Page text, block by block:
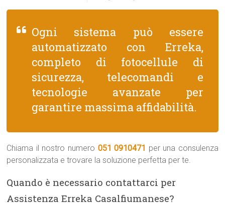
Ogni sistema può essere
automatizzato con Erreka,
completo di fotocellule di
sicurezza, telecomandi e
tecnologie avanzate per
garantire massima affidabilità.
Chiama il nostro numero 051 0910471 per una consulenza
personalizzata e trovare la soluzione perfetta per te.
Quando è necessario contattarci per
Assistenza Erreka Casalfiumanese?